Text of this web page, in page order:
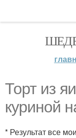
Торт из
куриной
* Результат все